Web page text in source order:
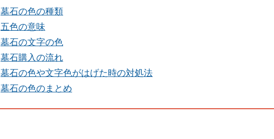
墓石の色の種類
五色の意味
墓石の文字の色
墓石購入の流れ
墓石の色や文字色がはげた時の対処法
墓石の色のまとめ